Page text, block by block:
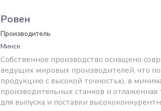
Ровен
Производитель
Минск
Собственное производство оснащено
ведущих мировых производителей, что
продукцию с высокой точностью, в
производительных станков и отлаженная
для выпуска и поставки